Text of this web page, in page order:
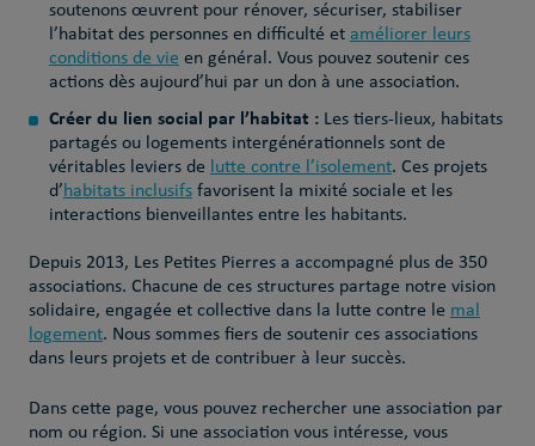
soutenons œuvrent pour rénover, sécuriser, stabiliser
l’habitat des personnes en difficulté et améliorer leurs
conditions de vie en général. Vous pouvez soutenir ces
actions dès aujourd’hui par un don à une association.
Créer du lien social par l’habitat :Les tiers-lieux, habitats
partagés ou logements intergénérationnels sont de
véritables leviers de
lutte contre l’isolement. Ces projets
d’habitats inclusifsfavorisent la mixité sociale et les
interactions bienveillantes entre les habitants.
Depuis 2013, Les Petites Pierres a accompagné plus de 350
associations. Chacune de ces structures partage notre vision
solidaire, engagée et collective dans la lutte contre le mal
logement. Nous sommes fiers de soutenir ces associations
dans leurs projets et de contribuer à leur succès.
Dans cette page, vous pouvez rechercher une association par
nom ou région. Si une association vous intéresse, vous